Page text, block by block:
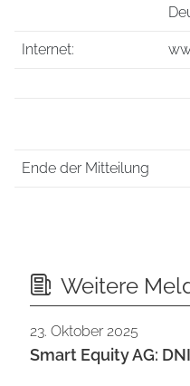
Internet:
Ende der Mitteilung
Weitere
23. Oktober 2025
Smart Equity AG: